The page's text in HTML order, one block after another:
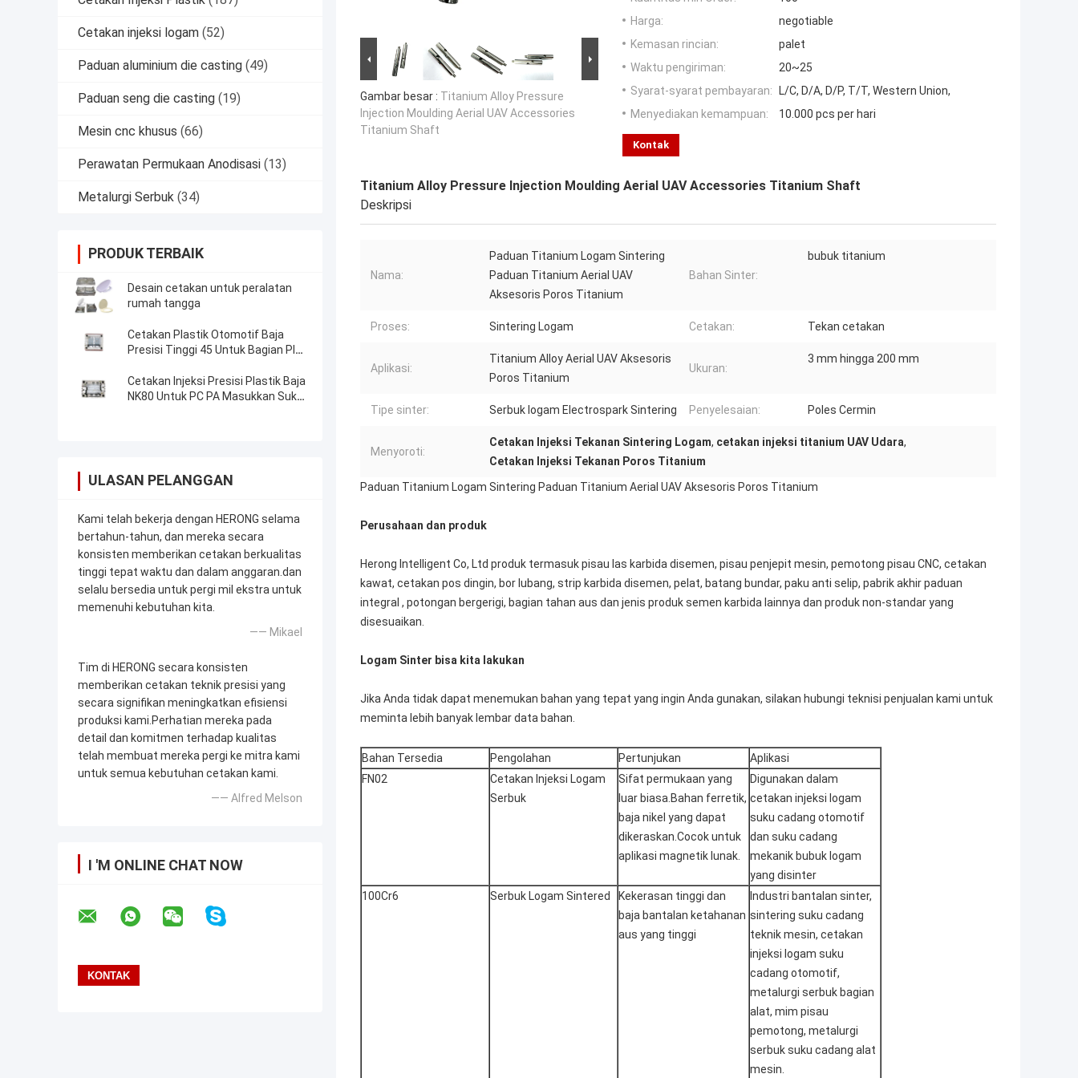
Cetakan injeksi logam (52)
Paduan aluminium die casting (49)
Paduan seng die casting (19)
Mesin cnc khusus (66)
Perawatan Permukaan Anodisasi (13)
Metalurgi Serbuk (34)
PRODUK TERBAIK
Desain cetakan untuk peralatan
rumah tangga
Cetakan Plastik Otomotif Baja
Presisi Tinggi 45 Untuk Bagian Plat
Cetakan Injeksi Presisi Plastik Baja
NK80 Untuk PC PA Masukkan Suku
ULASAN PELANGGAN
Kami telah bekerja dengan HERONG selama
bertahun-tahun, dan mereka secara
konsisten memberikan cetakan berkualitas
tinggi tepat waktu dan dalam anggaran.dan
selalu bersedia untuk pergi mil ekstra untuk
memenuhi kebutuhan kita.
—— Mikael
Tim di HERONG secara konsisten
memberikan cetakan teknik presisi yang
secara signifikan meningkatkan efisiensi
produksi kami.Perhatian mereka pada
detail dan komitmen terhadap kualitas
telah membuat mereka pergi ke mitra kami
untuk semua kebutuhan cetakan kami.
—— Alfred Melson
I 'M ONLINE CHAT NOW
Gambar besar : Titanium Alloy Pressure
Injection Moulding Aerial UAV Accessories
Titanium Shaft
Harga:
negotiable
Kemasan rincian:
palet
Waktu pengiriman:
20~25
Syarat-syarat pembayaran:
L/C, D/A, D/P, T/T, Western Union,
Menyediakan kemampuan:
10.000 pcs per hari
Kontak
Titanium Alloy Pressure Injection Moulding Aerial UAV Accessories Titanium Shaft
Deskripsi
Nama:
Paduan Titanium Logam Sintering
Paduan Titanium Aerial UAV
Aksesoris Poros Titanium
Bahan Sinter:
bubuk titanium
Proses: Sintering Logam Cetakan: Tekan cetakan
Aplikasi:
Titanium Alloy Aerial UAV Aksesoris
Poros Titanium
Ukuran:
3 mm hingga 200 mm
Tipe sinter: Serbuk logam Electrospark Sintering Penyelesaian: Poles Cermin
Menyoroti:
Cetakan Injeksi Tekanan Sintering Logam, cetakan injeksi titanium UAV Udara,
Cetakan Injeksi Tekanan Poros Titanium
Paduan Titanium Logam Sintering Paduan Titanium Aerial UAV Aksesoris Poros Titanium
Perusahaan dan produk
Herong Intelligent Co, Ltd produk termasuk pisau las karbida disemen, pisau penjepit mesin, pemotong pisau CNC, cetakan
kawat, cetakan pos dingin, bor lubang, strip karbida disemen, pelat, batang bundar, paku anti selip, pabrik akhir paduan
integral , potongan bergerigi, bagian tahan aus dan jenis produk semen karbida lainnya dan produk non-standar yang
disesuaikan.
Logam Sinter bisa kita lakukan
Jika Anda tidak dapat menemukan bahan yang tepat yang ingin Anda gunakan, silakan hubungi teknisi penjualan kami untuk
meminta lebih banyak lembar data bahan.
Bahan Tersedia Pengolahan Pertunjukan
Aplikasi
FN02
Cetakan Injeksi Logam
Serbuk
Sifat permukaan yang
luar biasa.Bahan ferretik,
baja nikel yang dapat
dikeraskan.Cocok untuk
aplikasi magnetik lunak.
Digunakan dalam
cetakan injeksi logam
suku cadang otomotif
dan suku cadang
mekanik bubuk logam
yang disinter
100Cr6
Serbuk Logam Sintered
Kekerasan tinggi dan
baja bantalan ketahanan
aus yang tinggi
Industri bantalan sinter,
sintering suku cadang
teknik mesin, cetakan
injeksi logam suku
cadang otomotif,
metalurgi serbuk bagian
alat, mim pisau
pemotong, metalurgi
serbuk suku cadang alat
mesin.